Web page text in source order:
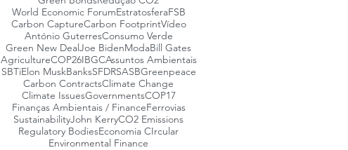
World Economic ForumEstratosferaFSB
Carbon CaptureCarbon FootprintVídeo
António GuterresConsumo Verde
Green New DealJoe BidenModaBill Gates
AgricultureCOP26IBGCAssuntos Ambientais
SBTiElon MuskBanksSFDRSASBGreenpeace
Carbon ContractsClimate Change
Climate IssuesGovernmentsCOP17
Finanças Ambientais / FinanceFerrovias
SustainabilityJohn KerryCO2 Emissions
Regulatory BodiesEconomia CIrcular
Environmental Finance